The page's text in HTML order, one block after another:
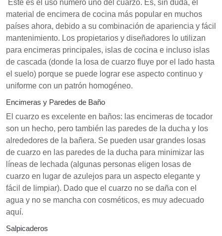
Este es el uso número uno del cuarzo. Es, sin duda, el
material de encimera de cocina más popular en muchos
países ahora, debido a su combinación de apariencia y fácil
mantenimiento. Los propietarios y diseñadores lo utilizan
para encimeras principales, islas de cocina e incluso islas
de cascada (donde la losa de cuarzo fluye por el lado hasta
el suelo) porque se puede lograr ese aspecto continuo y
uniforme con un patrón homogéneo.
Encimeras y Paredes de Baño
El cuarzo es excelente en baños: las encimeras de tocador
son un hecho, pero también las paredes de la ducha y los
alrededores de la bañera. Se pueden usar grandes losas
de cuarzo en las paredes de la ducha para minimizar las
líneas de lechada (algunas personas eligen losas de
cuarzo en lugar de azulejos para un aspecto elegante y
fácil de limpiar). Dado que el cuarzo no se daña con el
agua y no se mancha con cosméticos, es muy adecuado
aquí.
Salpicaderos